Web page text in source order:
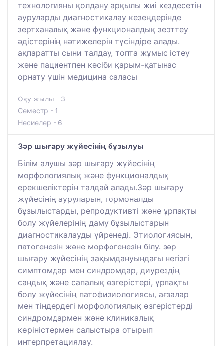
технологияны қолдану арқылы жиі кездесетін
ауруларды диагностикалау кезеңдерінде
зертханалық және функционалдық зерттеу
әдістерінің нәтижелерін түсіндіре алады.
ақпаратты сыни талдау, топта жұмыс істеу
және пациентпен кәсіби қарым-қатынас
орнату үшін медицина саласы
Оқу жылы - 3
Семестр - 1
Несиелер - 6
Зәр шығару жүйесінің бұзылуы
Білім алушы зәр шығару жүйесінің
морфологиялық және функционалдық
ерекшеліктерін талдай алады.Зәр шығару
жүйесінің ауруларын, гормоналды
бұзылыстарды, репродуктивті және ұрпақты
болу жүйелерінің даму бұзылыстарын
диагностикалауды үйренеді. Этиологиясын,
патогенезін және морфогенезін білу. зәр
шығару жүйесінің зақымдануындағы негізгі
симптомдар мен синдромдар, диурездің
сандық және сапалық өзгерістері, ұрпақты
болу жүйесінің патофизиологиясы, ағзалар
мен тіндердегі морфологиялық өзгерістерді
синдромдармен және клиникалық
көріністермен салыстыра отырып
интерпретациялау.